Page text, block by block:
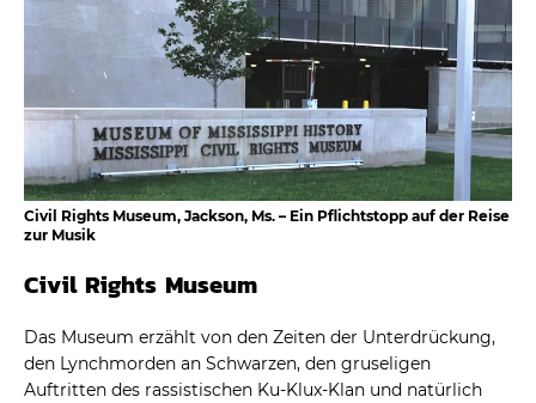
Civil Rights Museum, Jackson, Ms. – Ein Pflichtstopp auf der Reise
zur Musik
Civil Rights Museum
Das Museum erzählt von den Zeiten der Unterdrückung,
den Lynchmorden an Schwarzen, den gruseligen
Auftritten des rassistischen Ku-Klux-Klan und natürlich